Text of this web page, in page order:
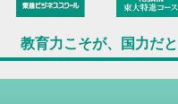
教育力こそが、国力だと